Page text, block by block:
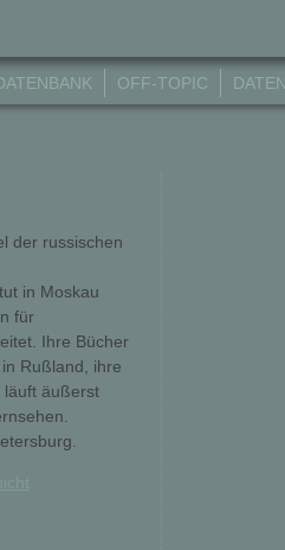
OFF-TOPIC
der russischen
in Moskau
für
Ihre Bücher
Rußland, ihre
läuft äußerst